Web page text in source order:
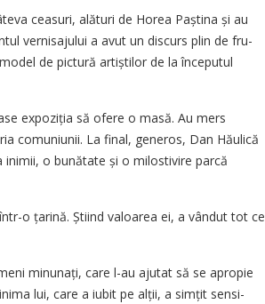
ceasuri, alături de Horea Paștina și au
vernisajului a avut un discurs plin de fru­
de pictură artiștilor de la începutul
expoziția să ofere o masă. Au mers
comuniunii. La final, generos, Dan Hăulică
o bunătate și o milostivire parcă
o țarină. Știind valoarea ei, a vândut tot ce
minunați, care l-au ajutat să se apropie
lui, care a iubit pe alții, a simțit sensi­